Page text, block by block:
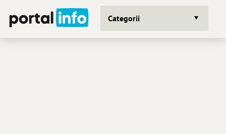
Categorii